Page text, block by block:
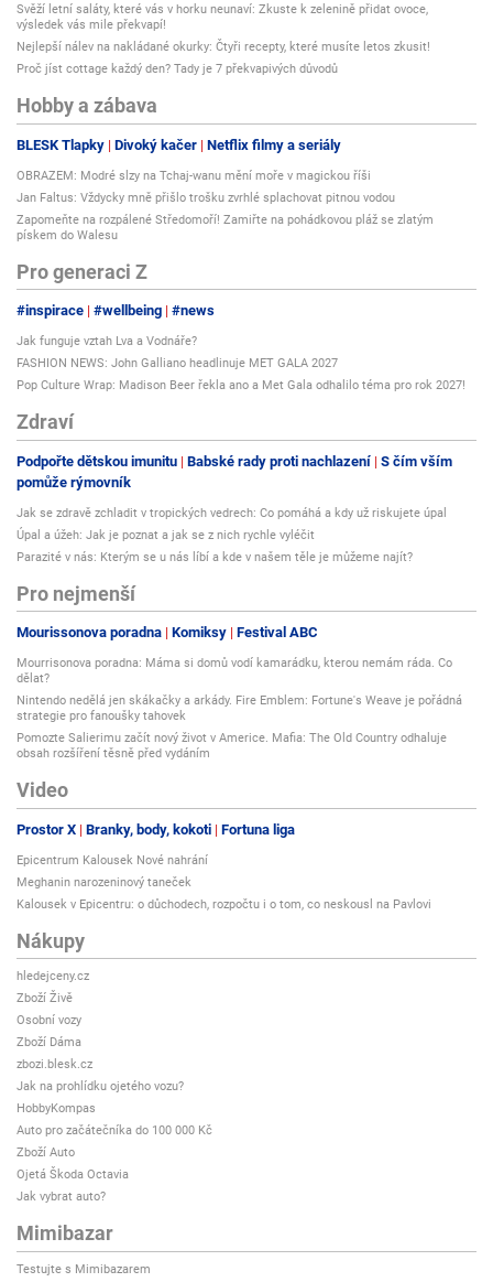
Svěží letní saláty, které vás v horku neunaví: Zkuste k zelenině přidat ovoce,
výsledek vás mile překvapí!
Nejlepší nálev na nakládané okurky: Čtyři recepty, které musíte letos zkusit!
Proč jíst cottage každý den? Tady je 7 překvapivých důvodů
Hobby a zábava
BLESK Tlapky Divoký kačer Netflix filmy a seriály
OBRAZEM: Modré slzy na Tchaj-wanu mění moře v magickou říši
Jan Faltus: Vždycky mně přišlo trošku zvrhlé splachovat pitnou vodou
Zapomeňte na rozpálené Středomoří! Zamiřte na pohádkovou pláž se zlatým
pískem do Walesu
Pro generaci Z
#inspirace #wellbeing #news
Jak funguje vztah Lva a Vodnáře?
FASHION NEWS: John Galliano headlinuje MET GALA 2027
Pop Culture Wrap: Madison Beer řekla ano a Met Gala odhalilo téma pro rok 2027!
Zdraví
Podpořte dětskou imunitu Babské rady proti nachlazení S čím vším
pomůže rýmovník
Jak se zdravě zchladit v tropických vedrech: Co pomáhá a kdy už riskujete úpal
Úpal a úžeh: Jak je poznat a jak se z nich rychle vyléčit
Parazité v nás: Kterým se u nás líbí a kde v našem těle je můžeme najít?
Pro nejmenší
Mourissonova poradna Komiksy Festival ABC
Mourrisonova poradna: Máma si domů vodí kamarádku, kterou nemám ráda. Co
dělat?
Nintendo nedělá jen skákačky a arkády. Fire Emblem: Fortune's Weave je pořádná
strategie pro fanoušky tahovek
Pomozte Salierimu začít nový život v Americe. Mafia: The Old Country odhaluje
obsah rozšíření těsně před vydáním
Video
Prostor X Branky, body, kokoti Fortuna liga
Epicentrum Kalousek Nové nahrání
Meghanin narozeninový taneček
Kalousek v Epicentru: o důchodech, rozpočtu i o tom, co neskousl na Pavlovi
Nákupy
hledejceny.cz
Zboží Živě
Osobní vozy
Zboží Dáma
zbozi.blesk.cz
Jak na prohlídku ojetého vozu?
HobbyKompas
Auto pro začátečníka do 100 000 Kč
Zboží Auto
Ojetá Škoda Octavia
Jak vybrat auto?
Mimibazar
Testujte s Mimibazarem